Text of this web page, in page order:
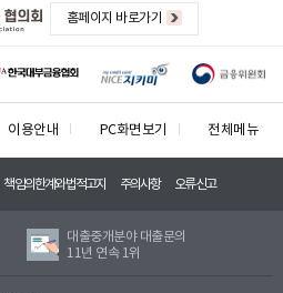
홈페이지 바로가기
이용안내 PC화면보기 전체메뉴
책임의한계와법적고지 주의사항 오류신고
대출중개분야 대출문의
11년 연속 1위